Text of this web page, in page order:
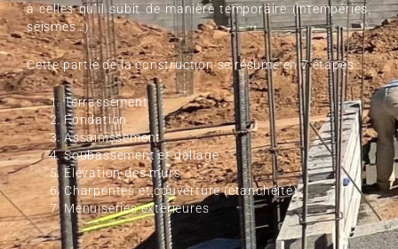
à celles qu’il subit de manière temporaire(intempéries,
séismes…).
Cette partie de la construction se résume en 7 étapes :
Terrassement
Fondation
Assainissement
Soubassement et dallage
Élévation des murs
Charpentes et couverture (étanchéité)
Menuiseries extérieures